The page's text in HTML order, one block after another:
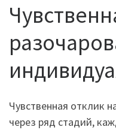
Чувственная отклик
через ряд стадий,